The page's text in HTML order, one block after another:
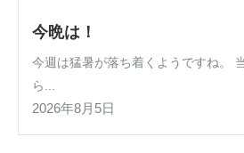
今晩は！
今週は猛暑が落ち着くようですね。
ら...
2026年8月5日